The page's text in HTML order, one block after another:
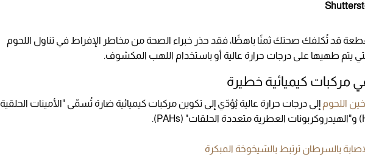
قد تُكلفك صحتك ثمنًا باهظًا، فقد حذر خبراء الصحة من مخاطر الإفراط في تناول اللحوم
يتم طهيها على درجات حرارة عالية أو باستخدام اللهب المكشوف.
مركبات كيميائية خطيرة
اللحوم إلى درجات حرارة عالية يُؤدّي إلى تكوين مركبات كيميائية ضارة تُسمّى "الأمينات الحلقية
بالسرطان ترتبط بالشيخوخة المبكرة